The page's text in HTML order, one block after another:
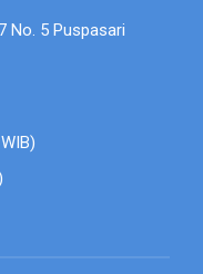
No. 5 Puspasari